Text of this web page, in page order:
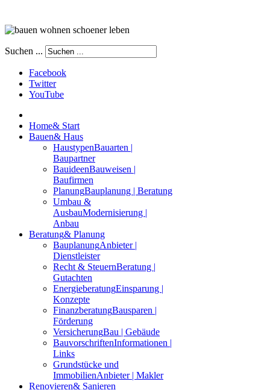
Suchen ...
Facebook
Twitter
YouTube
Home& Start
Bauen& Haus
HaustypenBauarten |
Baupartner
BauideenBauweisen |
Baufirmen
PlanungBauplanung | Beratung
Umbau &
AusbauModernisierung |
Anbau
Beratung& Planung
BauplanungAnbieter |
Dienstleister
Recht & SteuernBeratung |
Gutachten
EnergieberatungEinsparung |
Konzepte
FinanzberatungBausparen |
Förderung
VersicherungBau | Gebäude
BauvorschriftenInformationen |
Links
Grundstücke und
ImmobilienAnbieter | Makler
Renovieren& Sanieren